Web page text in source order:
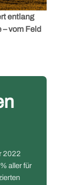
entlang
vom Feld
2022
aller für